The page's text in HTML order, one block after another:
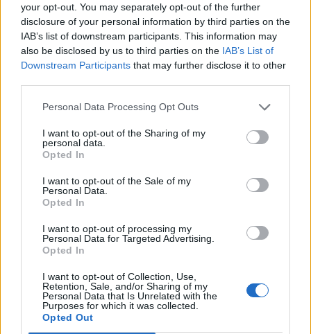
your opt-out. You may separately opt-out of the further
disclosure of your personal information by third parties on the
IAB’s list of downstream participants. This information may
also be disclosed by us to third parties on the IAB’s List of
Downstream Participants that may further disclose it to other
Personal Data Processing Opt Outs
I want to opt-out of the Sharing of my
personal data.
Opted In
I want to opt-out of the Sale of my
Personal Data.
Opted In
I want to opt-out of processing my
Personal Data for Targeted Advertising.
Opted In
I want to opt-out of Collection, Use,
Retention, Sale, and/or Sharing of my
Personal Data that Is Unrelated with the
Purposes for which it was collected.
Opted Out
Justitieombudsmannen kritiserade anstalten
Hall för att ha infört ett generellt förbud för
intagna att ta emot frimärken från anhöriga.
Kriminalvården följer upp kritiken.
Password
Remember Me
Forgot Password
Stöd Kriminalvårdsmagasinets bevakning av Kriminalvården